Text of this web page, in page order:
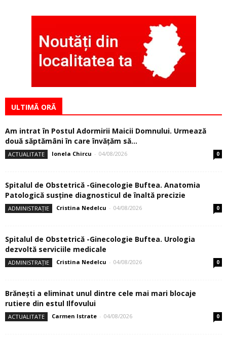
ULTIMĂ ORĂ
Am intrat în Postul Adormirii Maicii Domnului. Urmează
două săptămâni în care învăţăm să...
ACTUALITATE Ionela Chircu - 04/08/2026 0
Spitalul de Obstetrică -Ginecologie Buftea. Anatomia
Patologică susţine diagnosticul de înaltă precizie
ADMINISTRAȚIE Cristina Nedelcu - 04/08/2026 0
Spitalul de Obstetrică -Ginecologie Buftea. Urologia
dezvoltă serviciile medicale
ADMINISTRAȚIE Cristina Nedelcu - 04/08/2026 0
Brănești a eliminat unul dintre cele mai mari blocaje
rutiere din estul Ilfovului
ACTUALITATE Carmen Istrate - 04/08/2026 0